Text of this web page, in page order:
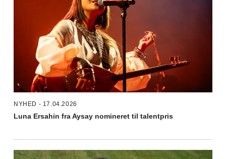
NYHED - 17.04.2026
Luna Ersahin fra Aysay nomineret til talentpris